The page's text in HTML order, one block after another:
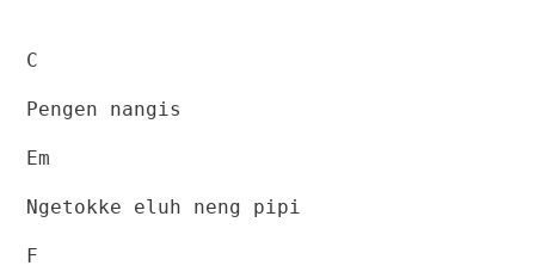
C
Pengen nangis
Em
Ngetokke eluh neng pipi
F